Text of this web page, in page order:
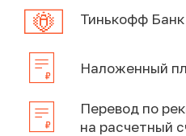
Тинькофф Банк
Наложенный
Перевод по
на расчетный